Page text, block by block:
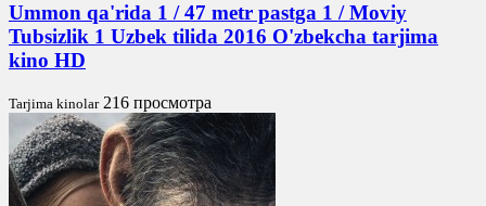
Ummon qa'rida 1 / 47 metr pastga 1 / Moviy
Tubsizlik 1 Uzbek tilida 2016 O'zbekcha tarjima
kino HD
Tarjima kinolar 216 просмотра